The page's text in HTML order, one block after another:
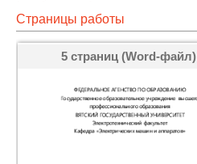
Страницы работы
5 страниц (Word-файл)